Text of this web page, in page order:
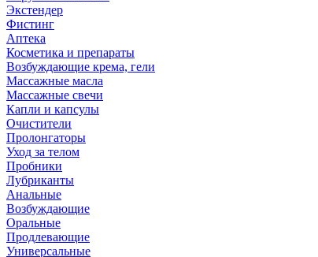
Экстендер
Фистинг
Аптека
Косметика и препараты
Возбуждающие крема, гели
Массажные масла
Массажные свечи
Капли и капсулы
Очистители
Пролонгаторы
Уход за телом
Пробники
Лубриканты
Анальные
Возбуждающие
Оральные
Продлевающие
Универсальные